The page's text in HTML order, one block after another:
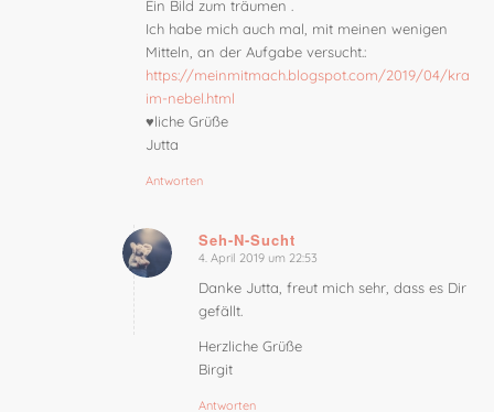
Ein Bild zum träumen .
Ich habe mich auch mal, mit meinen wenigen
Mitteln, an der Aufgabe versucht.:
https://meinmitmach.blogspot.com/2019/04/
im-nebel.html
♥liche Grüße
Jutta
Antworten
Seh-N-Sucht
sagte:
4. April 2019 um 22:53
Danke Jutta, freut mich sehr, dass es Dir
gefällt.
Herzliche Grüße
Birgit
Antworten